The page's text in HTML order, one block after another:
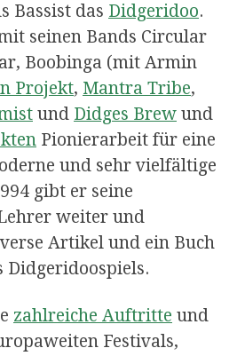
Bassist das Didgeridoo.
seinen Bands Circular
Boobinga (mit Armin
Projekt, Mantra Tribe,
und Didges Brew und
Pionierarbeit für eine
und sehr vielfältige
gibt er seine
weiter und
Artikel und ein Buch
Didgeridoospiels.
zahlreiche Auftritte und
Festivals,